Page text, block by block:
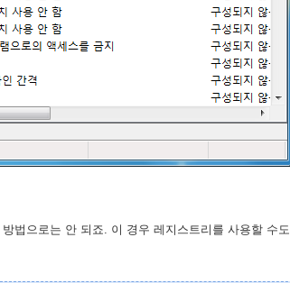
법으로는 안 되죠. 이 경우 레지스트리를 사용할 수도